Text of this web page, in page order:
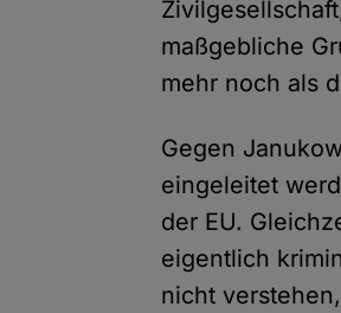
maßgebliche
mehr noch als
Gegen
eingeleitet
der EU.
eigentlich
nicht